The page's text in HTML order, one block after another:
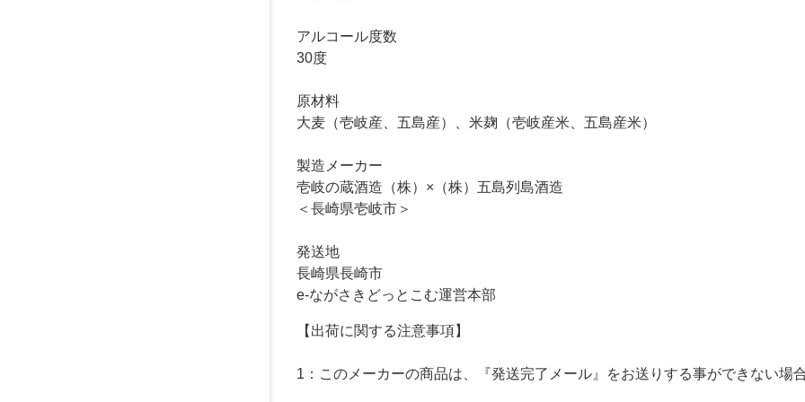
アルコール度数
30度
原材料
大麦（壱岐産、五島産）、米麹（壱岐産米、五島産米）
製造メーカー
壱岐の蔵酒造（株）×（株）五島列島酒造
＜長崎県壱岐市＞
発送地
長崎県長崎市
e-ながさきどっとこむ運営本部
【出荷に関する注意事項】
1：このメーカーの商品は、『発送完了メール』をお送りする事ができない場